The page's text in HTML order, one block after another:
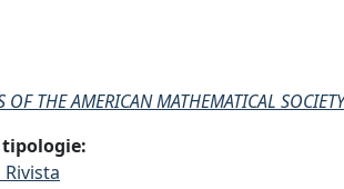
OF THE AMERICAN MATHEMATICAL SOCIETY